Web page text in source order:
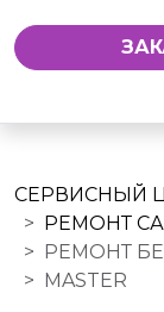
СЕРВИСНЫЙ
РЕМОНТ
РЕМОНТ
MASTER